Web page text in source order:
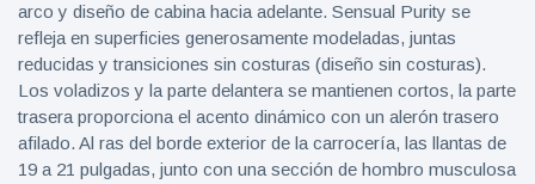
arco y diseño de cabina hacia adelante. Sensual Purity se
refleja en superficies generosamente modeladas, juntas
reducidas y transiciones sin costuras (diseño sin costuras).
Los voladizos y la parte delantera se mantienen cortos, la parte
trasera proporciona el acento dinámico con un alerón trasero
afilado. Al ras del borde exterior de la carrocería, las llantas de
19 a 21 pulgadas, junto con una sección de hombro musculosa